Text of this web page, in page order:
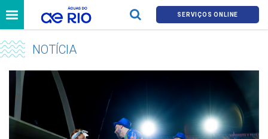
SERVIÇOS ONLINE
NOTÍCIA